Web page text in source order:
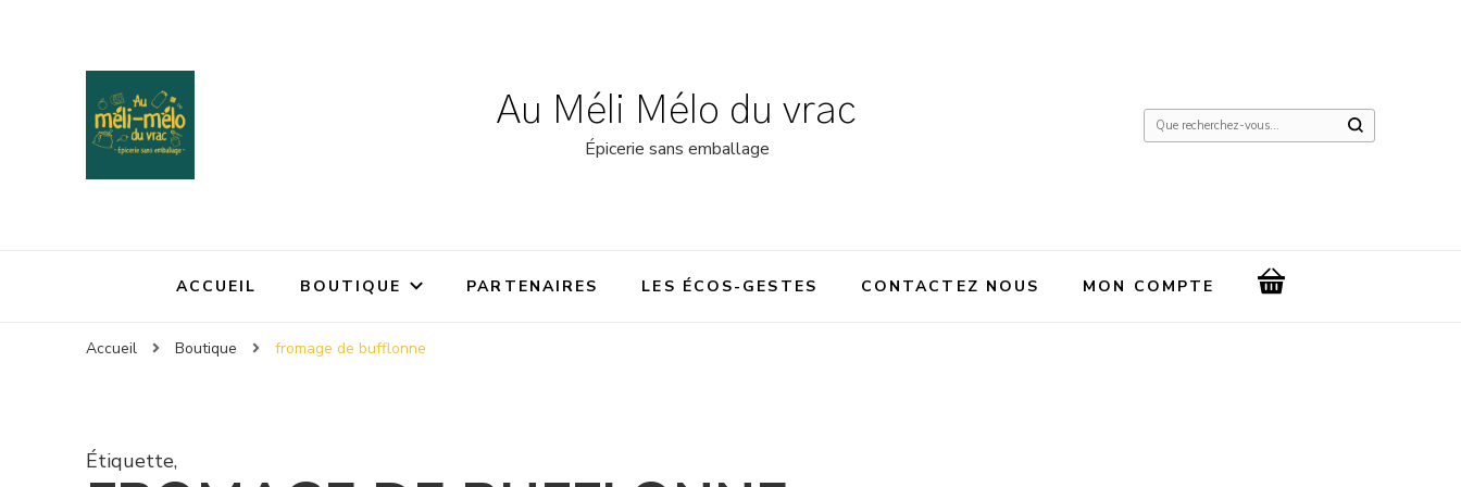
Au Méli Mélo du vrac
Épicerie sans emballage
Vous
ACCUEIL BOUTIQUE PARTENAIRES LES ÉCOS-GESTES CONTACTEZ NOUS MON COMPTE
Accueil Boutique fromage de bufflonne
Étiquette,